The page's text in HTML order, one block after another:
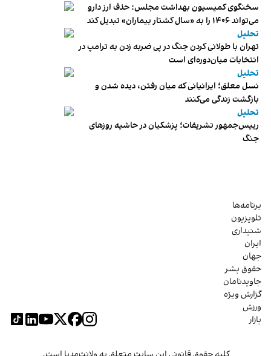
سخنگوی کمیسیون بهداشت مجلس: حذف ارز دارو
می‌تواند ۱۴۰۶ را به «سال کشتار بیماران» تبدیل کند
تحلیل
تهران با طولانی کردن جنگ در پی ضربه زدن به ترامپ در
انتخابات میان‌دوره‌ای است
تحلیل
نسل معلق؛ ایرانیانی که میان رفتن، دیده شدن و
بازگشت زندگی می‌کنند
تحلیل
رییس‌جمهور تشریفات؛ پزشکیان در حاشیه روزهای
جنگ
برنامه‌ها
تلویزیون
شنیداری
ایران
جهان
حقوق بشر
جاویدنامان
گزارش ویژه
ورزش
بازار